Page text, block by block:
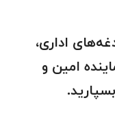
اداری،
امین و